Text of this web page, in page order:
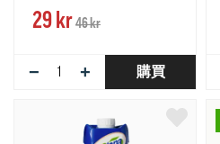
29 kr46 kr
− + 購買